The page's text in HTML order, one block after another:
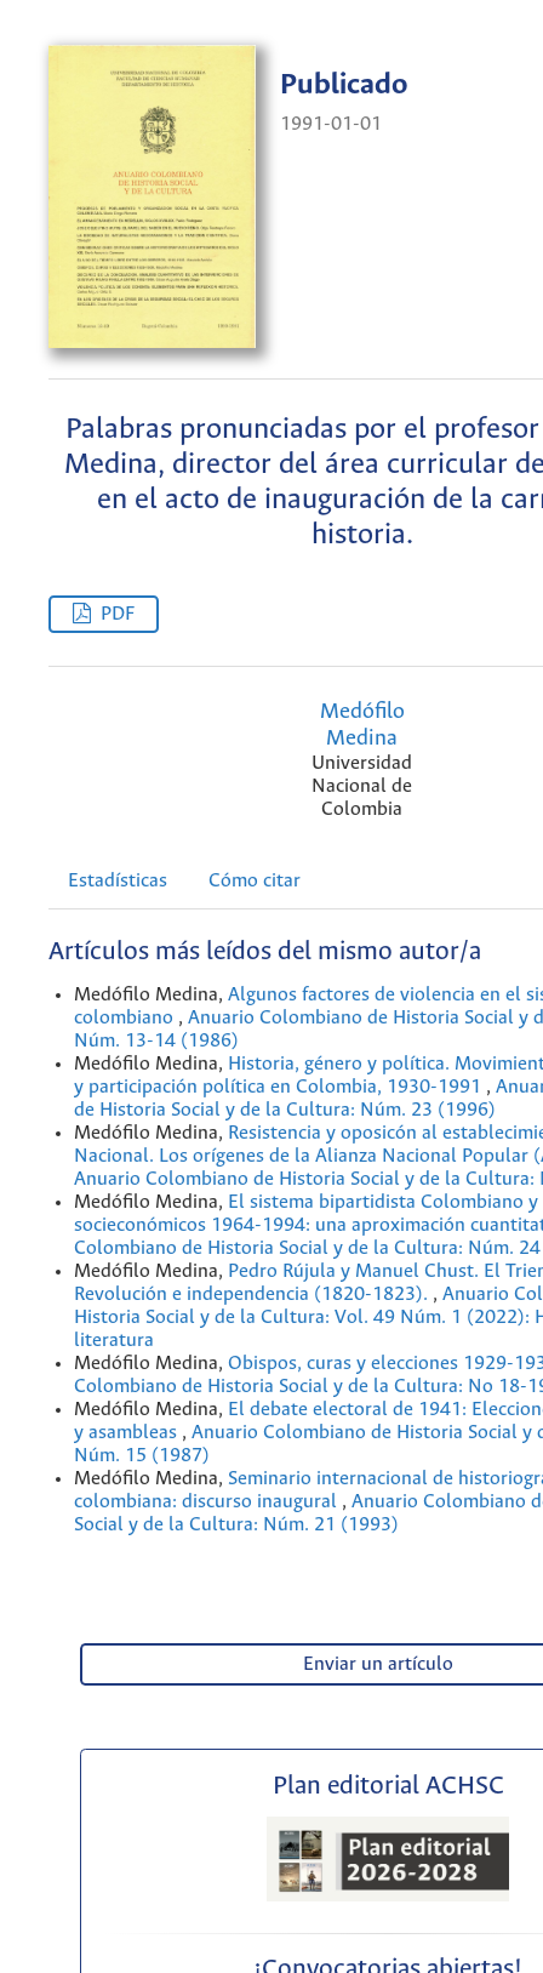
Publicado
1991-01-01
Palabras pronunciadas por el
Medina, director del área curricular
en el acto de inauguración de la
historia.
PDF
Medófilo
Medina
Universidad
Nacional de
Colombia
Estadísticas Cómo citar
Artículos más leídos del mismo autor/a
Medófilo Medina, Algunos factores de violencia en el
colombiano , Anuario Colombiano de Historia Social y
Núm. 13-14 (1986)
Medófilo Medina, Historia, género y política.
y participación política en Colombia, 1930-1991 ,
de Historia Social y de la Cultura: Núm. 23 (1996)
Medófilo Medina, Resistencia y oposicón al
Nacional. Los orígenes de la Alianza Nacional Popular
Anuario Colombiano de Historia Social y de la Cultura:
Medófilo Medina, El sistema bipartidista Colombiano
socieconómicos 1964-1994: una aproximación
Colombiano de Historia Social y de la Cultura: Núm.
Medófilo Medina, Pedro Rújula y Manuel Chust. El
Revolución e independencia (1820-1823). , Anuario
Historia Social y de la Cultura: Vol. 49 Núm. 1 (2022):
literatura
Medófilo Medina, Obispos, curas y elecciones 1929-
Colombiano de Historia Social y de la Cultura: No 18-
Medófilo Medina, El debate electoral de 1941:
y asambleas , Anuario Colombiano de Historia Social y
Núm. 15 (1987)
Medófilo Medina, Seminario internacional de
colombiana: discurso inaugural , Anuario Colombiano
Social y de la Cultura: Núm. 21 (1993)
Enviar un artículo
Plan editorial ACHSC